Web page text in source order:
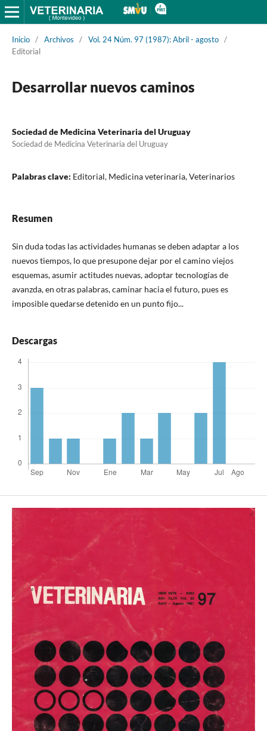
Inicio / Archivos / Vol. 24 Núm. 97 (1987): Abril - agosto /
Editorial
Desarrollar nuevos caminos
Sociedad de Medicina Veterinaria del Uruguay
Sociedad de Medicina Veterinaria del Uruguay
Palabras clave: Editorial, Medicina veterinaria, Veterinarios
Resumen
Sin duda todas las actividades humanas se deben adaptar a los
nuevos tiempos, lo que presupone dejar por el camino viejos
esquemas, asumir actitudes nuevas, adoptar tecnologías de
avanzda, en otras palabras, caminar hacia el futuro, pues es
imposible quedarse detenido en un punto fijo...
Descargas